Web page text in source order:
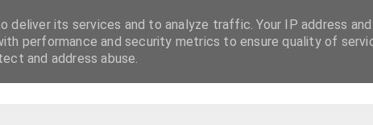
SOBRE RECEITAS
deliver its services and to analyze traffic. Your IP address
performance and security metrics to ensure quality of
and address abuse.